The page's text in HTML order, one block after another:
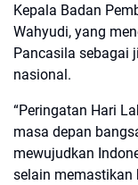
Kepala Badan
Wahyudi, yang
Pancasila sebagai
nasional.
“Peringatan Hari
masa depan
mewujudkan
selain memastikan